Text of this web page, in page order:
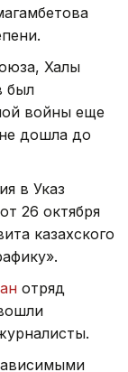
Халық
был
войны еще
дошла до
в Указ
26 октября
казахского
отряд